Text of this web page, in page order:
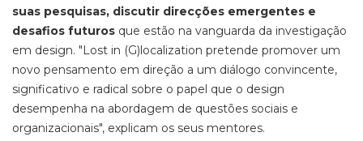
suas pesquisas, discutir direcções emergentes e
desafios futuros que estão na vanguarda da investigação
em design. "Lost in (G)localization pretende promover um
novo pensamento em direção a um diálogo convincente,
significativo e radical sobre o papel que o design
desempenha na abordagem de questões sociais e
organizacionais", explicam os seus mentores.